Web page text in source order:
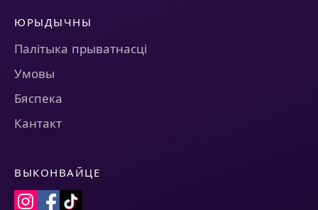
ЮРЫДЫЧНЫ
Палітыка прыватнасці
Умовы
Бяспека
Кантакт
ВЫКОНВАЙЦЕ